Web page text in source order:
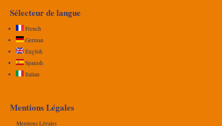
Sélecteur de langue
French
German
English
Spanish
Italian
Mentions Légales
Mentions Légales